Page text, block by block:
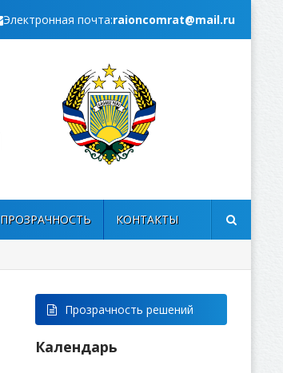
Электронная почта:raioncomrat@mail.ru
ПРОЗРАЧНОСТЬ КОНТАКТЫ
Прозрачность решений
Календарь